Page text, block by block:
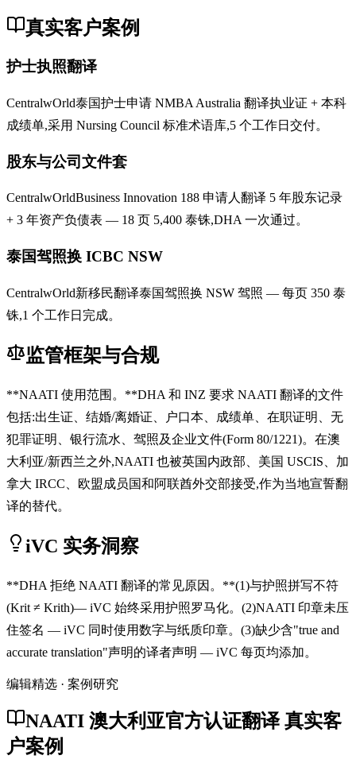
真实客户案例
护士执照翻译
CentralwOrld泰国护士申请 NMBA Australia 翻译执业证 + 本科
成绩单,采用 Nursing Council 标准术语库,5 个工作日交付。
股东与公司文件套
CentralwOrldBusiness Innovation 188 申请人翻译 5 年股东记录
+ 3 年资产负债表 — 18 页 5,400 泰铢,DHA 一次通过。
泰国驾照换 ICBC NSW
CentralwOrld新移民翻译泰国驾照换 NSW 驾照 — 每页 350 泰
铢,1 个工作日完成。
监管框架与合规
**NAATI 使用范围。**DHA 和 INZ 要求 NAATI 翻译的文件
包括:出生证、结婚/离婚证、户口本、成绩单、在职证明、无
犯罪证明、银行流水、驾照及企业文件(Form 80/1221)。在澳
大利亚/新西兰之外,NAATI 也被英国内政部、美国 USCIS、加
拿大 IRCC、欧盟成员国和阿联酋外交部接受,作为当地宣誓翻
译的替代。
iVC 实务洞察
**DHA 拒绝 NAATI 翻译的常见原因。**(1)与护照拼写不符
(Krit ≠ Krith)— iVC 始终采用护照罗马化。(2)NAATI 印章未压
住签名 — iVC 同时使用数字与纸质印章。(3)缺少含"true and
accurate translation"声明的译者声明 — iVC 每页均添加。
编辑精选 · 案例研究
NAATI 澳大利亚官方认证翻译 真实客
户案例